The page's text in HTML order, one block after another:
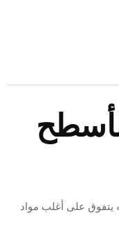
يتفوق على أغلب مواد